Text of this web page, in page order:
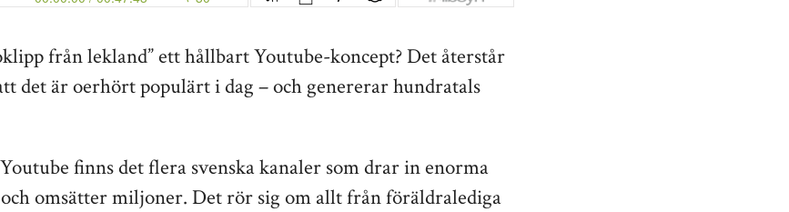
från lekland” ett hållbart Youtube-koncept? Det återstår
det är oerhört populärt i dag – och genererar hundratals
finns det flera svenska kanaler som drar in enorma
omsätter miljoner. Det rör sig om allt från föräldralediga